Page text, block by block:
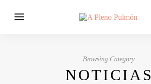
Browsing Category
NOTICIAS